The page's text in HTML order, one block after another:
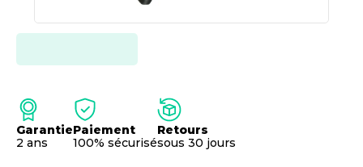
Garantie
2 ans
Paiement
100% sécurisé
Retours
sous 30 jours